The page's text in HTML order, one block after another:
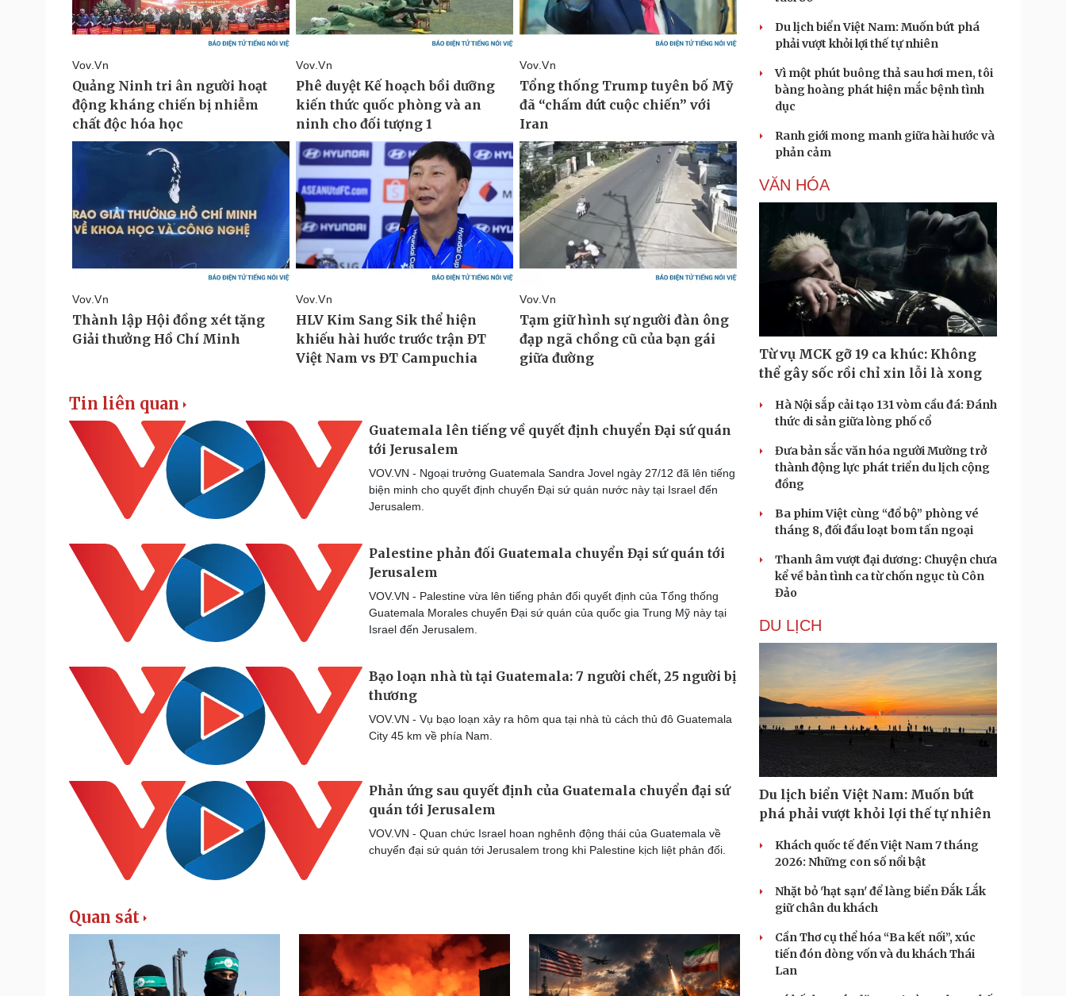
Tin liên quan
Guatemala lên tiếng về quyết định chuyển Đại sứ quán
tới Jerusalem
VOV.VN - Ngoại trưởng Guatemala Sandra Jovel ngày 27/12 đã lên tiếng
biện minh cho quyết định chuyển Đại sứ quán nước này tại Israel đến
Jerusalem.
Palestine phản đối Guatemala chuyển Đại sứ quán tới
Jerusalem
VOV.VN - Palestine vừa lên tiếng phản đối quyết định của Tổng thống
Guatemala Morales chuyển Đại sứ quán của quốc gia Trung Mỹ này tại
Israel đến Jerusalem.
Bạo loạn nhà tù tại Guatemala: 7 người chết, 25 người bị
thương
VOV.VN - Vụ bạo loạn xảy ra hôm qua tại nhà tù cách thủ đô Guatemala
City 45 km về phía Nam.
Phản ứng sau quyết định của Guatemala chuyển đại sứ
quán tới Jerusalem
VOV.VN - Quan chức Israel hoan nghênh động thái của Guatemala về
chuyển đại sứ quán tới Jerusalem trong khi Palestine kịch liệt phản đối.
Quan sát
Du lịch biển Việt Nam: Muốn bứt phá
phải vượt khỏi lợi thế tự nhiên
Vì một phút buông thả sau hơi men, tôi
bàng hoàng phát hiện mắc bệnh tình
dục
Ranh giới mong manh giữa hài hước và
phản cảm
VĂN HÓA
Từ vụ MCK gỡ 19 ca khúc: Không
thể gây sốc rồi chỉ xin lỗi là xong
Hà Nội sắp cải tạo 131 vòm cầu đá: Đánh
thức di sản giữa lòng phố cổ
Đưa bản sắc văn hóa người Mường trở
thành động lực phát triển du lịch cộng
đồng
Ba phim Việt cùng “đổ bộ” phòng vé
tháng 8, đối đầu loạt bom tấn ngoại
Thanh âm vượt đại dương: Chuyện chưa
kể về bản tình ca từ chốn ngục tù Côn
Đảo
DU LỊCH
Du lịch biển Việt Nam: Muốn bứt
phá phải vượt khỏi lợi thế tự nhiên
Khách quốc tế đến Việt Nam 7 tháng
2026: Những con số nổi bật
Nhặt bỏ 'hạt sạn' để làng biển Đắk Lắk
giữ chân du khách
Cần Thơ cụ thể hóa “Ba kết nối”, xúc
tiến đón dòng vốn và du khách Thái
Lan